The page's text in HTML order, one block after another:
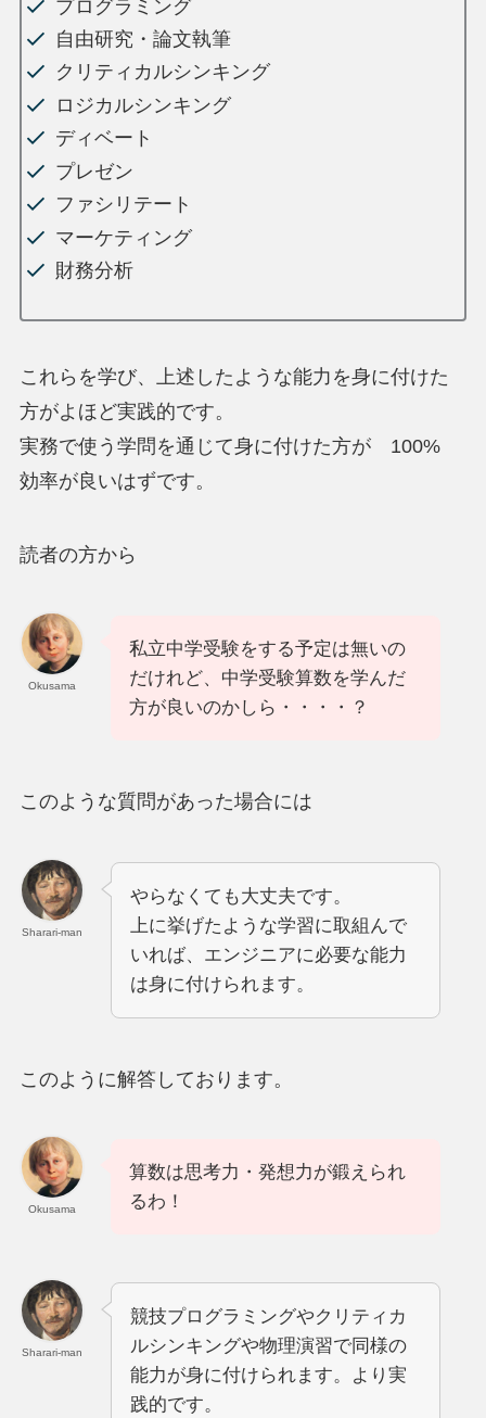
プログラミング
自由研究・論文執筆
クリティカルシンキング
ロジカルシンキング
ディベート
プレゼン
ファシリテート
マーケティング
財務分析
これらを学び、上述したような能力を身に付けた
方がよほど実践的です。
実務で使う学問を通じて身に付けた方が 100%
効率が良いはずです。
読者の方から
Okusama
私立中学受験をする予定は無いの
だけれど、中学受験算数を学んだ
方が良いのかしら・・・・？
このような質問があった場合には
Sharari-man
やらなくても大丈夫です。
上に挙げたような学習に取組んで
いれば、エンジニアに必要な能力
は身に付けられます。
このように解答しております。
Okusama
算数は思考力・発想力が鍛えられ
るわ！
Sharari-man
競技プログラミングやクリティカ
ルシンキングや物理演習で同様の
能力が身に付けられます。より実
践的です。